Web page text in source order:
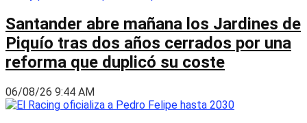
Santander abre mañana los Jardines de
Piquío tras dos años cerrados por una
reforma que duplicó su coste
06/08/26 9:44 AM